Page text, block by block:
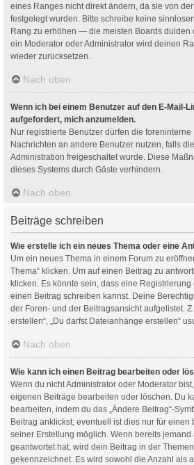
eines Ranges nicht direkt ändern, da sie von
festgelegt wurden. Bitte schreibe keine
Rang zu erhöhen — die meisten Boards dulden
ein Moderator oder Administrator wird deinen
wieder zurücksetzen.
Nach oben
Wenn ich bei einem Benutzer auf den E-Mail-
aufgefordert, mich anzumelden.
Nur registrierte Benutzer dürfen die
Nachrichten an andere Benutzer nutzen, falls
Administration freigeschaltet wurde. Diese
dieses Systems durch Gäste verhindern.
Nach oben
Beiträge schreiben
Wie erstelle ich ein neues Thema oder eine
Um ein neues Thema in einem Forum zu
Thema“ klicken. Um auf einen Beitrag zu
klicken. Es könnte sein, dass eine
einen Beitrag schreiben kannst. Deine
der Foren- und der Beitragsansicht aufgelistet.
erstellen“, „Du darfst Dateianhänge erstellen“
Nach oben
Wie kann ich einen Beitrag bearbeiten oder
Wenn du nicht Administrator oder Moderator
eigenen Beiträge bearbeiten oder löschen. Du
bearbeiten, indem du das „Ändere Beitrag“-
Beitrag anklickst; eventuell ist dies nur für einen
seiner Erstellung möglich. Wenn bereits jemand
geantwortet hat, wird dein Beitrag in der
gekennzeichnet. Es wird sowohl die Anzahl als